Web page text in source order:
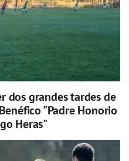
dos grandes tardes de
"Padre Honorio
Heras"